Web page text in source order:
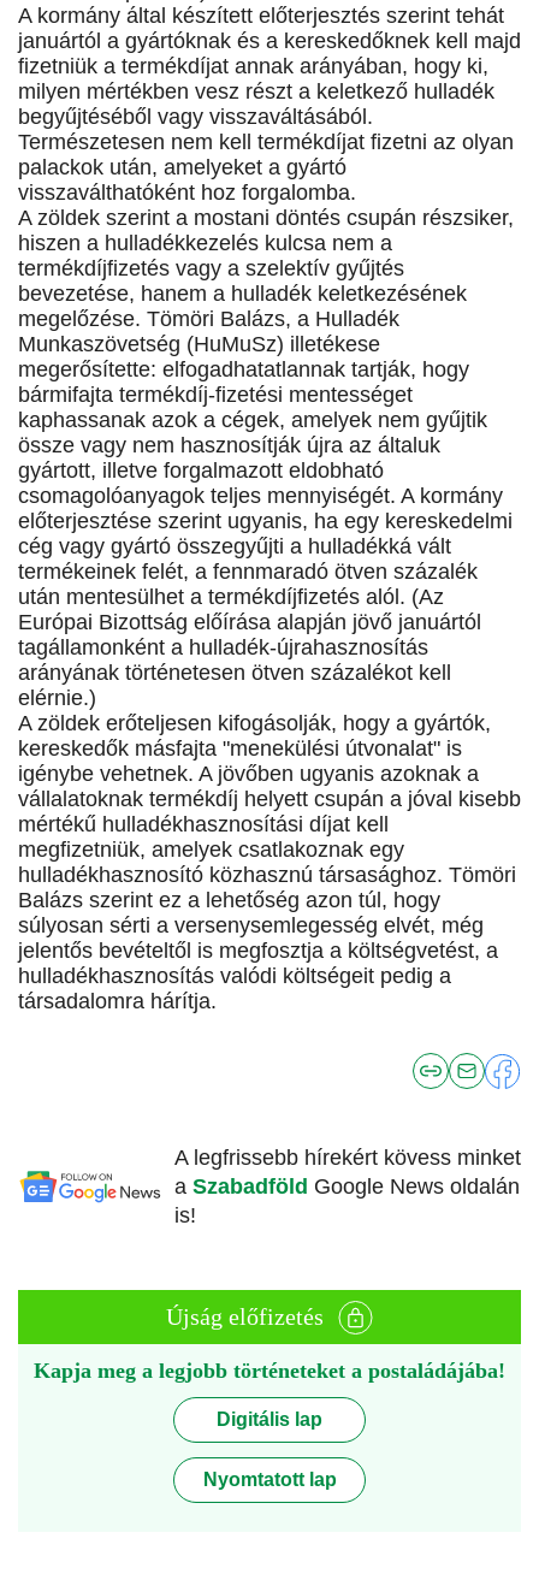
A kormány által készített előterjesztés szerint tehát
januártól a gyártóknak és a kereskedőknek kell majd
fizetniük a termékdíjat annak arányában, hogy ki,
milyen mértékben vesz részt a keletkező hulladék
begyűjtéséből vagy visszaváltásából.
Természetesen nem kell termékdíjat fizetni az olyan
palackok után, amelyeket a gyártó
visszaválthatóként hoz forgalomba.
A zöldek szerint a mostani döntés csupán részsiker,
hiszen a hulladékkezelés kulcsa nem a
termékdíjfizetés vagy a szelektív gyűjtés
bevezetése, hanem a hulladék keletkezésének
megelőzése. Tömöri Balázs, a Hulladék
Munkaszövetség (HuMuSz) illetékese
megerősítette: elfogadhatatlannak tartják, hogy
bármifajta termékdíj-fizetési mentességet
kaphassanak azok a cégek, amelyek nem gyűjtik
össze vagy nem hasznosítják újra az általuk
gyártott, illetve forgalmazott eldobható
csomagolóanyagok teljes mennyiségét. A kormány
előterjesztése szerint ugyanis, ha egy kereskedelmi
cég vagy gyártó összegyűjti a hulladékká vált
termékeinek felét, a fennmaradó ötven százalék
után mentesülhet a termékdíjfizetés alól. (Az
Európai Bizottság előírása alapján jövő januártól
tagállamonként a hulladék-újrahasznosítás
arányának történetesen ötven százalékot kell
elérnie.)
A zöldek erőteljesen kifogásolják, hogy a gyártók,
kereskedők másfajta "menekülési útvonalat" is
igénybe vehetnek. A jövőben ugyanis azoknak a
vállalatoknak termékdíj helyett csupán a jóval kisebb
mértékű hulladékhasznosítási díjat kell
megfizetniük, amelyek csatlakoznak egy
hulladékhasznosító közhasznú társasághoz. Tömöri
Balázs szerint ez a lehetőség azon túl, hogy
súlyosan sérti a versenysemlegesség elvét, még
jelentős bevételtől is megfosztja a költségvetést, a
hulladékhasznosítás valódi költségeit pedig a
társadalomra hárítja.
A legfrissebb hírekért kövess minket
a Szabadföld Google News oldalán
is!
Újság előfizetés
Kapja meg a legjobb történeteket a postaládájába!
Digitális lap
Nyomtatott lap